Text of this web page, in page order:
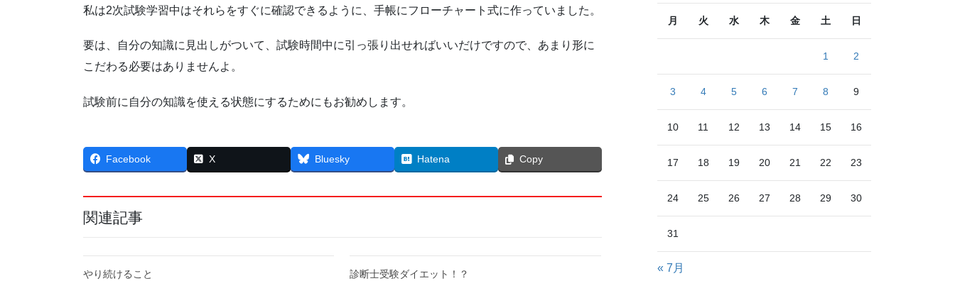
私は2次試験学習中はそれらをすぐに確認できるように、手帳にフローチャート式に作っていました。
要は、自分の知識に見出しがついて、試験時間中に引っ張り出せればいいだけですので、あまり形に
こだわる必要はありませんよ。
試験前に自分の知識を使える状態にするためにもお勧めします。
Facebook X Bluesky Hatena Copy
関連記事
やり続けること 診断士受験ダイエット！？
月 火 水 木 金 土 日
1 2
3 4 5 6 7 8 9
10 11 12 13 14 15 16
17 18 19 20 21 22 23
24 25 26 27 28 29 30
31
« 7月